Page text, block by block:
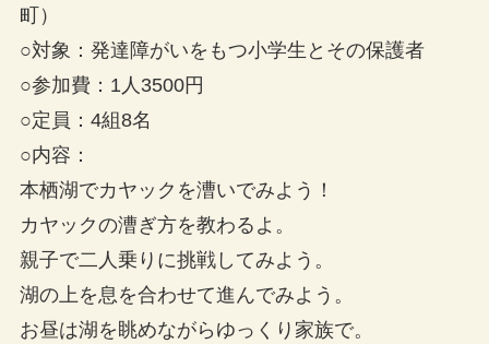
町）
○対象：発達障がいをもつ小学生とその保護者
○参加費：1人3500円
○定員：4組8名
○内容：
本栖湖でカヤックを漕いでみよう！
カヤックの漕ぎ方を教わるよ。
親子で二人乗りに挑戦してみよう。
湖の上を息を合わせて進んでみよう。
お昼は湖を眺めながらゆっくり家族で。